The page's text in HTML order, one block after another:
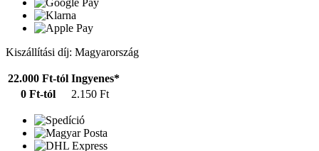
Kiszállítási díj: Magyarország
22.000 Ft-tól Ingyenes*
0 Ft-tól
2.150 Ft